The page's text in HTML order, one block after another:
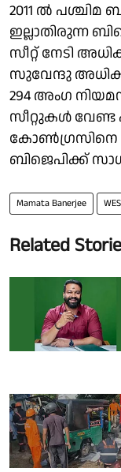
2011 ല്‍ പശ്ചിമ
ഇല്ലാതിരുന്ന
സീറ്റ് നേടി
സുവേന്ദു
294 അംഗ
സീറ്റുകള്‍
കോണ്‍ഗ്രസിനെ
ബിജെപിക്ക്
Mamata Banerjee
Related